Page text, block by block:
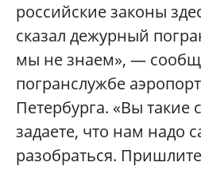
российские законы
сказал дежурный
мы не знаем», —
погранслужбе
Петербурга. «Вы
задаете, что нам надо
разобраться.